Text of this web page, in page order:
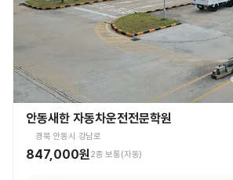
안동새한 자동차운전전문학원
경북 안동시 강남로
847,000원2종 보통(자동)